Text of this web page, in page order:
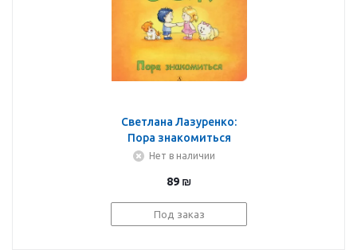
Светлана Лазуренко:
Пора знакомиться
Нет в наличии
89 ₪
Под заказ